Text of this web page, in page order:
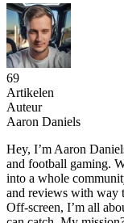
69
Artikelen
Auteur
Aaron Daniels
Hey, I’m Aaron
and football gaming.
into a whole
and reviews with way
Off-screen, I’m all